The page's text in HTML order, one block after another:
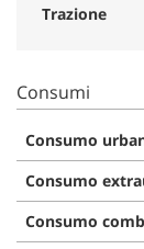
Trazione
Consumi
Consumo
Consumo
Consumo